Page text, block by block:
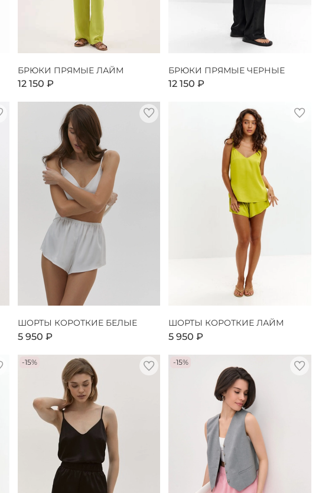
БРЮКИ ПРЯМЫЕ ЛАЙМ
12 150 ₽
БРЮКИ ПРЯМЫЕ ЧЕРНЫЕ
12 150 ₽
ШОРТЫ КОРОТКИЕ БЕЛЫЕ
5 950 ₽
ШОРТЫ КОРОТКИЕ ЛАЙМ
5 950 ₽
-15% -15%